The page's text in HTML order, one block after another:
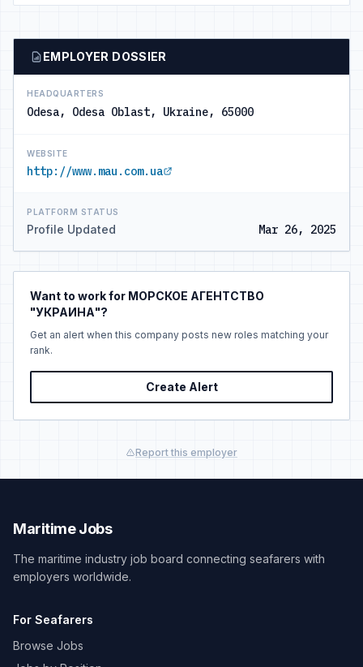
EMPLOYER DOSSIER
HEADQUARTERS
Odesa, Odesa Oblast, Ukraine, 65000
WEBSITE
http://www.mau.com.ua
PLATFORM STATUS
Profile Updated Mar 26, 2025
Want to work for МОРСКОЕ АГЕНТСТВО
"УКРАИНА"?
Get an alert when this company posts new roles matching your
rank.
Create Alert
Report this employer
Maritime Jobs
The maritime industry job board connecting seafarers with
employers worldwide.
For Seafarers
Browse Jobs